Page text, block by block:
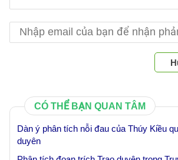
CÓ THỂ BẠN QUAN TÂM
Dàn ý phân tích nỗi đau của Thúy Kiều
duyên